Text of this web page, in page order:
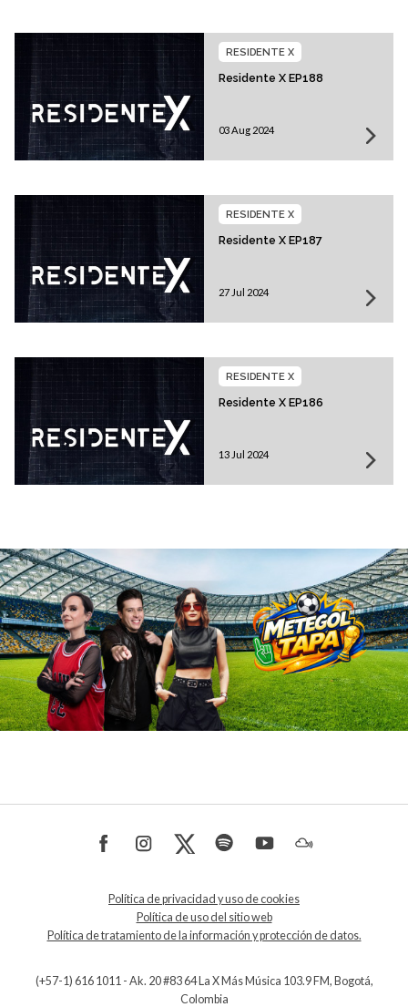
Residente X EP188
RESIDENTE X
03 Aug 2024
Residente X EP187
RESIDENTE X
27 Jul 2024
Residente X EP186
RESIDENTE X
13 Jul 2024
Política de privacidad y uso de cookies
Política de uso del sitio web
Política de tratamiento de la información y protección de datos.
(+57-1) 616 1011 - Ak. 20 #83 64 La X Más Música 103.9 FM, Bogotá,
Colombia